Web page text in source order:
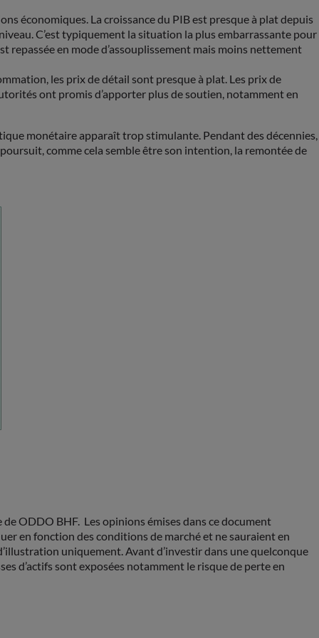
économiques. La croissance du PIB est presque à plat depuis
C’est typiquement la situation la plus embarrassante pour
repassée en mode d’assouplissement mais moins nettement
les prix de détail sont presque à plat. Les prix de
ont promis d’apporter plus de soutien, notamment en
monétaire apparaît trop stimulante. Pendant des décennies,
comme cela semble être son intention, la remontée de
ODDO BHF. Les opinions émises dans ce document
en fonction des conditions de marché et ne sauraient en
uniquement. Avant d’investir dans une quelconque
d’actifs sont exposées notamment le risque de perte en